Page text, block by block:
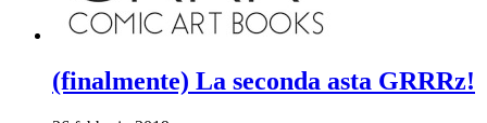
(finalmente) La seconda asta GRRRz!